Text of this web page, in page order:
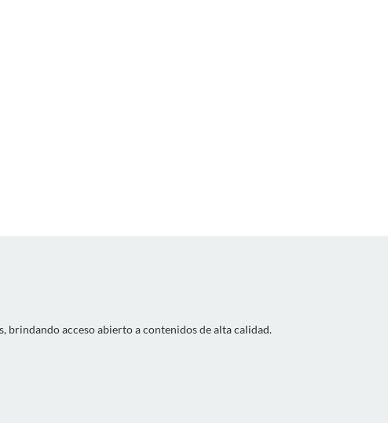
acceso abierto a contenidos de alta calidad.